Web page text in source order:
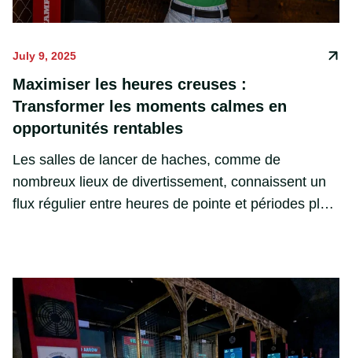
July 9, 2025
Maximiser les heures creuses :
Transformer les moments calmes en
opportunités rentables
Les salles de lancer de haches, comme de
nombreux lieux de divertissement, connaissent un
flux régulier entre heures de pointe et périodes plus
heures creuses peuvent devenir les plus précieuses
de votre semaine. 📅